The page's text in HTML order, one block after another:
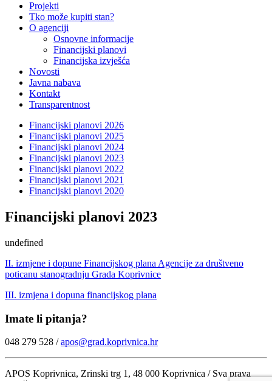
Projekti
Tko može kupiti stan?
O agenciji
Osnovne informacije
Financijski planovi
Financijska izvješća
Novosti
Javna nabava
Kontakt
Transparentnost
Financijski planovi 2026
Financijski planovi 2025
Financijski planovi 2024
Financijski planovi 2023
Financijski planovi 2022
Financijski planovi 2021
Financijski planovi 2020
Financijski planovi 2023
undefined
II. izmjene i dopune Financijskog plana Agencije za društveno
poticanu stanogradnju Grada Koprivnice
III. izmjena i dopuna financijskog plana
Imate li pitanja?
048 279 528 /apos@grad.koprivnica.hr
APOS Koprivnica, Zrinski trg 1, 48 000 Koprivnica / Sva prava